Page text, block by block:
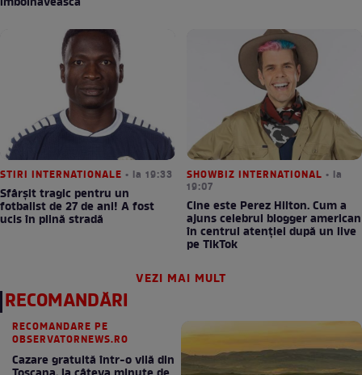
STIRI INTERNATIONALE • la 19:33
Sfârșit tragic pentru un
fotbalist de 27 de ani! A fost
ucis în plină stradă
SHOWBIZ INTERNATIONAL • la
19:07
Cine este Perez Hilton. Cum a
ajuns celebrul blogger american
în centrul atenției după un live
pe TikTok
VEZI MAI MULT
RECOMANDĂRI
RECOMANDARE PE
OBSERVATORNEWS.RO
Cazare gratuită într-o vilă din